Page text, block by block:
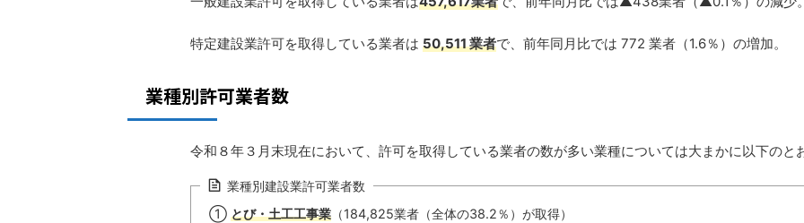
特定建設業許可を取得している業者は 50,511 業者で、前年同月比では 772 業者（1.6％）の増加。
業種別許可業者数
令和８年３月末現在において、許可を取得している業者の数が多い業種については大まかに以下のと
業種別建設業許可業者数
① とび・土工工事業 （184,825業者（全体の38.2％）が取得）